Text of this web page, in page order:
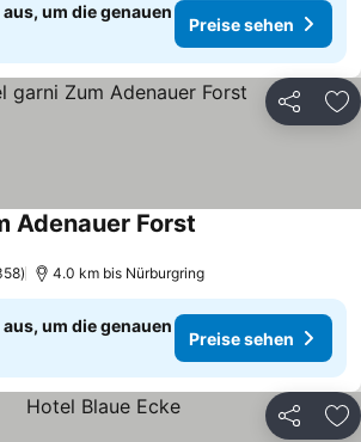
um die genauen
Preise sehen
Teilen
Adenauer Forst
4.0 km bis Nürburgring
um die genauen
Preise sehen
Teilen